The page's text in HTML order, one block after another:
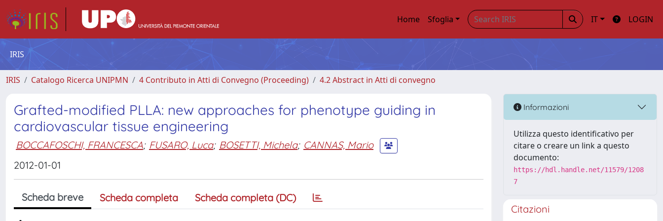
Home Sfoglia IT LOGIN
IRIS
IRIS Catalogo Ricerca UNIPMN 4 Contributo in Atti di Convegno (Proceeding) 4.2 Abstract in Atti di convegno
Grafted-modified PLLA: new approaches for phenotype guiding in
cardiovascular tissue engineering
BOCCAFOSCHI, FRANCESCA; FUSARO, Luca; BOSETTI, Michela; CANNAS, Mario
2012-01-01
Scheda breve Scheda completa Scheda completa (DC)
Informazioni
Utilizza questo identificativo per
citare o creare un link a questo
documento:
https://hdl.handle.net/11579/1208
7
Citazioni